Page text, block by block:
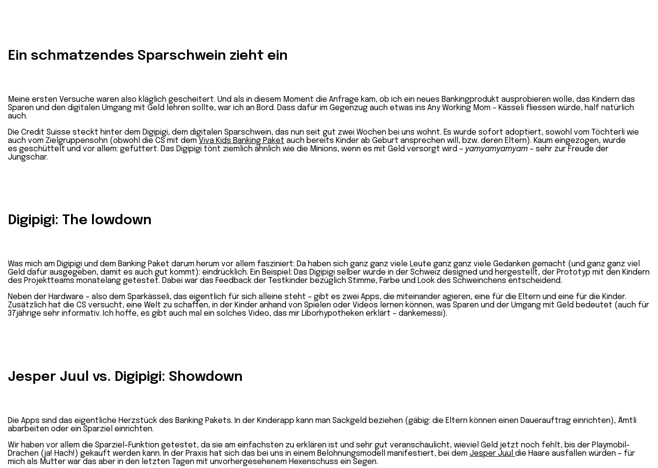
Ein schmatzendes Sparschwein zieht ein
Meine ersten Versuche waren also kläglich gescheitert. Und als in diesem Moment die Anfrage kam, ob ich ein neues Bankingprodukt ausprobieren wolle, das Kindern das
Sparen und den digitalen Umgang mit Geld lehren sollte, war ich an Bord. Dass dafür im Gegenzug auch etwas ins Any Working Mom – Kässeli fliessen würde, half natürlich
auch.
Die Credit Suisse steckt hinter dem Digipigi, dem digitalen Sparschwein, das nun seit gut zwei Wochen bei uns wohnt. Es wurde sofort adoptiert, sowohl vom Töchterli wie
auch vom Zielgruppensohn (obwohl die CS mit dem Viva Kids Banking Paket auch bereits Kinder ab Geburt ansprechen will, bzw. deren Eltern). Kaum eingezogen, wurde
es geschüttelt und vor allem: gefüttert. Das Digipigi tönt ziemlich ähnlich wie die Minions, wenn es mit Geld versorgt wird – yamyamyamyam – sehr zur Freude der
Jungschar.
Digipigi: The lowdown
Was mich am Digipigi und dem Banking Paket darum herum vor allem fasziniert: Da haben sich ganz ganz viele Leute ganz ganz viele Gedanken gemacht (und ganz ganz viel
Geld dafür ausgegeben, damit es auch gut kommt): eindrücklich. Ein Beispiel: Das Digipigi selber wurde in der Schweiz designed und hergestellt, der Prototyp mit den Kindern
des Projektteams monatelang getestet. Dabei war das Feedback der Testkinder bezüglich Stimme, Farbe und Look des Schweinchens entscheidend.
Neben der Hardware – also dem Sparkässeli, das eigentlich für sich alleine steht – gibt es zwei Apps, die miteinander agieren, eine für die Eltern und eine für die Kinder.
Zusätzlich hat die CS versucht, eine Welt zu schaffen, in der Kinder anhand von Spielen oder Videos lernen können, was Sparen und der Umgang mit Geld bedeutet (auch für
37jährige sehr informativ. Ich hoffe, es gibt auch mal ein solches Video, das mir Liborhypotheken erklärt – dankemessi).
Jesper Juul vs. Digipigi: Showdown
Die Apps sind das eigentliche Herzstück des Banking Pakets. In der Kinderapp kann man Sackgeld beziehen (gäbig: die Eltern können einen Dauerauftrag einrichten), Ämtli
abarbeiten oder ein Sparziel einrichten.
Wir haben vor allem die Sparziel-Funktion getestet, da sie am einfachsten zu erklären ist und sehr gut veranschaulicht, wieviel Geld jetzt noch fehlt, bis der Playmobil-
Drachen (ja! Hach!) gekauft werden kann. In der Praxis hat sich das bei uns in einem Belohnungsmodell manifestiert, bei dem Jesper Juul die Haare ausfallen würden – für
mich als Mutter war das aber in den letzten Tagen mit unvorhergesehenem Hexenschuss ein Segen.